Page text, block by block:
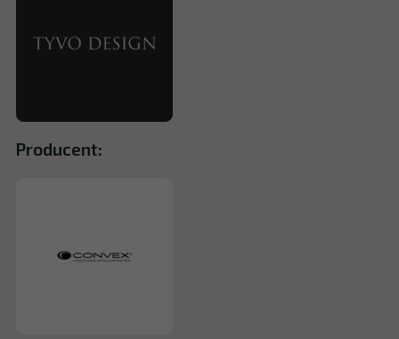
Producent: